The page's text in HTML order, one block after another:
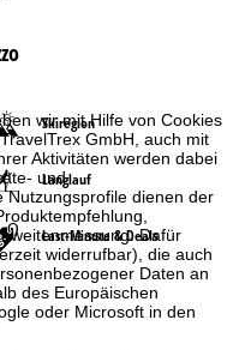
wir mit Hilfe von Cookies
GmbH, auch mit
Aktivitäten werden dabei
und
Nutzungsprofile dienen der
Dafür
widerrufbar), die auch
Daten an
des Europäischen
oder Microsoft in den
Skiregion
Langlauf
Last-Minute & Deals